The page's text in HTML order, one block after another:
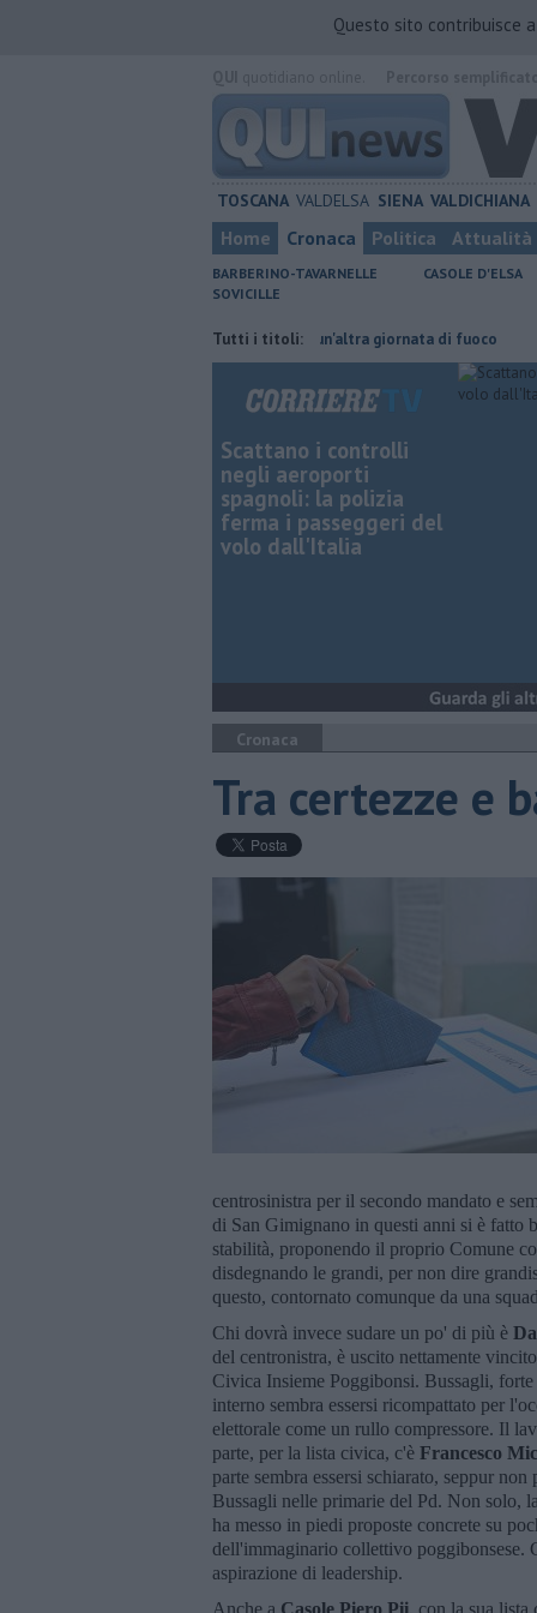
Questo sito contribuisce
TOSCANA VALDELSA SIENA VALDICHIANA
Home Cronaca Politica Attualità
BARBERINO-TAVARNELLE CASOLE D'ELSA
SOVICILLE
Tutti i titoli:
Incendi nei boschi, un'altra giornata di fuoco Pagina
Scattano i controlli
negli aeroporti
spagnoli: la polizia
ferma i passeggeri del
volo dall'Italia
Cronaca
Tra certezze e
centrosinistra per il secondo mandato e
di San Gimignano in questi anni si è fatto
stabilità, proponendo il proprio Comune
disdegnando le grandi, per non dire
questo, contornato comunque da una
Chi dovrà invece sudare un po' di più è
del centronistra, è uscito nettamente
Civica Insieme Poggibonsi. Bussagli,
interno sembra essersi ricompattato per
elettorale come un rullo compressore. Il
parte, per la lista civica, c'è Francesco
parte sembra essersi schiarato, seppur
Bussagli nelle primarie del Pd. Non solo,
ha messo in piedi proposte concrete su
dell'immaginario collettivo poggibonsese.
aspirazione di leadership.
Anche a Casole Piero Pii, con la sua